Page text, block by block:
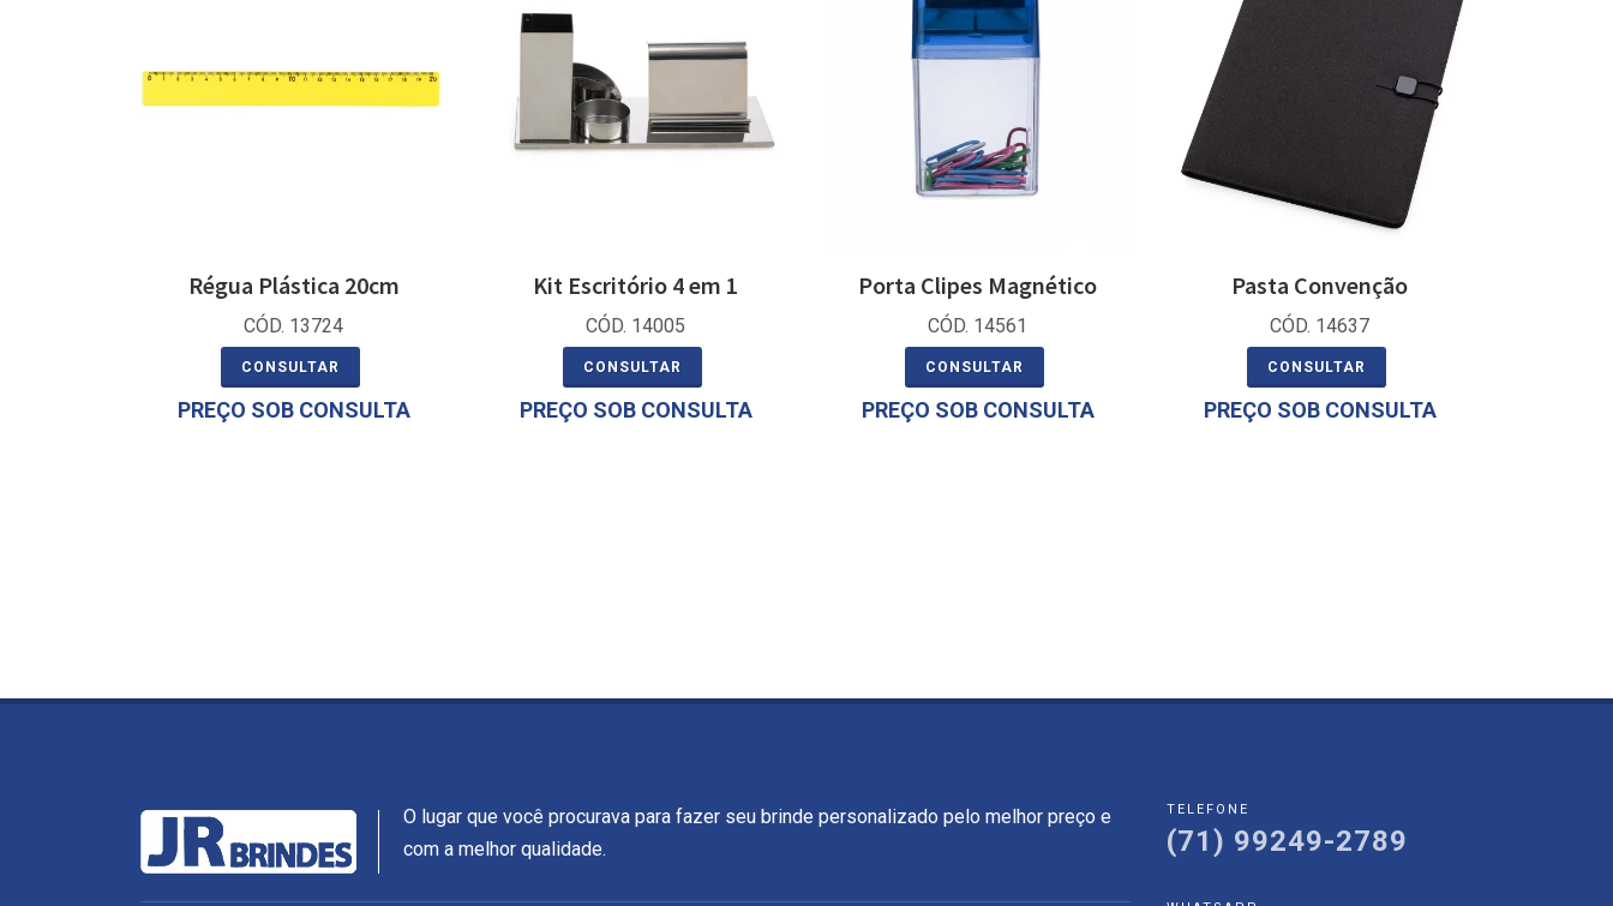
Régua Plástica 20cm
CÓD. 13724
CONSULTAR
PREÇO SOB CONSULTA
Kit Escritório 4 em 1
CÓD. 14005
CONSULTAR
PREÇO SOB CONSULTA
Porta Clipes Magnético
CÓD. 14561
CONSULTAR
PREÇO SOB CONSULTA
Pasta Convenção
CÓD. 14637
CONSULTAR
PREÇO SOB CONSULTA
O lugar que você procurava para fazer seu brinde personalizado pelo melhor preço e
com a melhor qualidade.
TELEFONE
(71) 99249-2789